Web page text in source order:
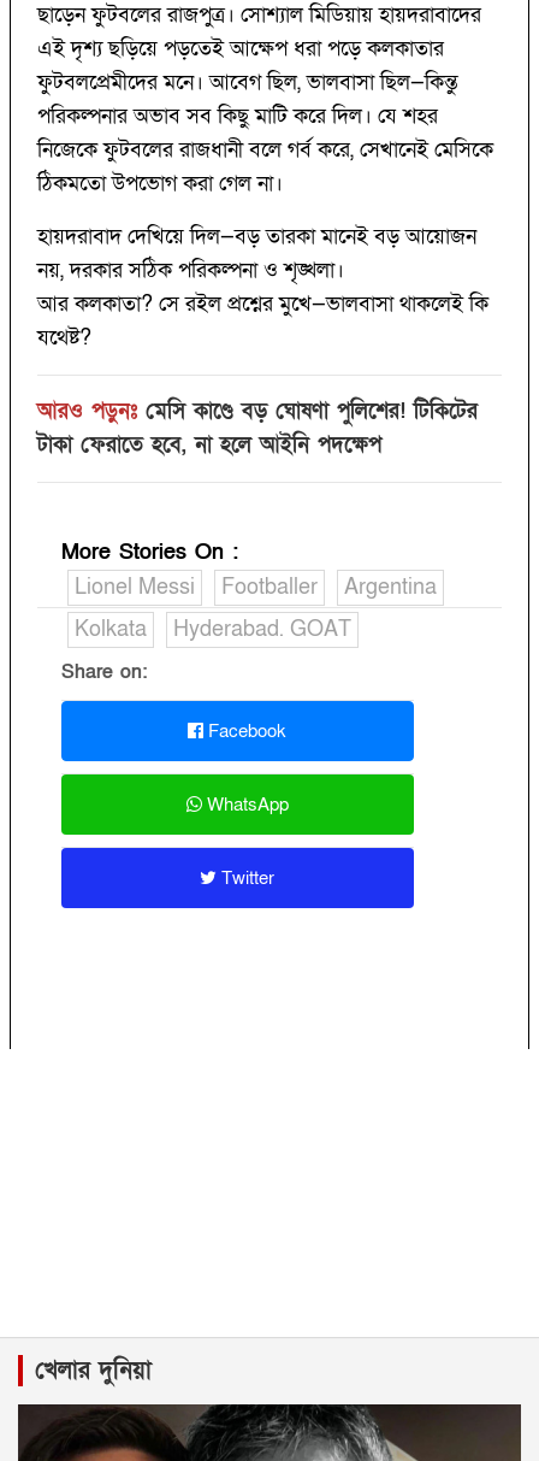
ছাড়েন ফুটবলের রাজপুত্র। সোশ্যাল মিডিয়ায় হায়দরাবাদের
এই দৃশ্য ছড়িয়ে পড়তেই আক্ষেপ ধরা পড়ে কলকাতার
ফুটবলপ্রেমীদের মনে। আবেগ ছিল, ভালবাসা ছিল—কিন্তু
পরিকল্পনার অভাব সব কিছু মাটি করে দিল। যে শহর
নিজেকে ফুটবলের রাজধানী বলে গর্ব করে, সেখানেই মেসিকে
ঠিকমতো উপভোগ করা গেল না।
হায়দরাবাদ দেখিয়ে দিল—বড় তারকা মানেই বড় আয়োজন
নয়, দরকার সঠিক পরিকল্পনা ও শৃঙ্খলা।
আর কলকাতা? সে রইল প্রশ্নের মুখে—ভালবাসা থাকলেই কি
যথেষ্ট?
আরও পড়ুনঃ মেসি কাণ্ডে বড় ঘোষণা পুলিশের! টিকিটের
টাকা ফেরাতে হবে, না হলে আইনি পদক্ষেপ
More Stories On :
Lionel Messi
Footballer
Argentina
Kolkata
Hyderabad. GOAT
Share on:
Facebook
WhatsApp
Twitter
খেলার দুনিয়া